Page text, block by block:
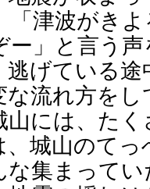
「津波がき
」と言う
げている
な流れ方を
山には、た
、城山のて
な集まって